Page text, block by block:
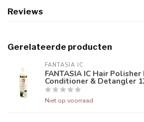
Reviews
Gerelateerde producten
FANTASIA IC
FANTASIA IC Hair
Conditioner & Detangler
Niet op voorraad